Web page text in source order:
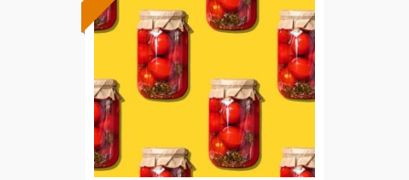
Formación 100%
subvencionada.
Para desempleados,
trabajadores y autónomos.
Sector
-Industria Alimentaria.